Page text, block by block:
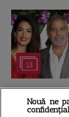
13
Nouă ne